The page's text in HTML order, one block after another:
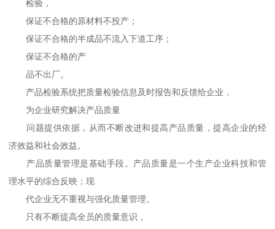
检验，
保证不合格的原材料不投产；
保证不合格的半成品不流入下道工序；
保证不合格的产
品不出厂。
产品检验系统把质量检验信息及时报告和反馈给企业，
为企业研究解决产品质量
问题提供依据，从而不断改进和提高产品质量，提高企业的经
济效益和社会效益。
产品质量管理是基础手段。产品质量是一个生产企业科技和管
理水平的综合反映；现
代企业无不重视与强化质量管理。
只有不断提高全员的质量意识，